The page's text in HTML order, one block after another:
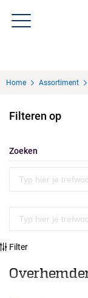
Over Sisa
KMS
Uitzendbureau?
Home Assortiment
Filteren op
Zoeken
Filter